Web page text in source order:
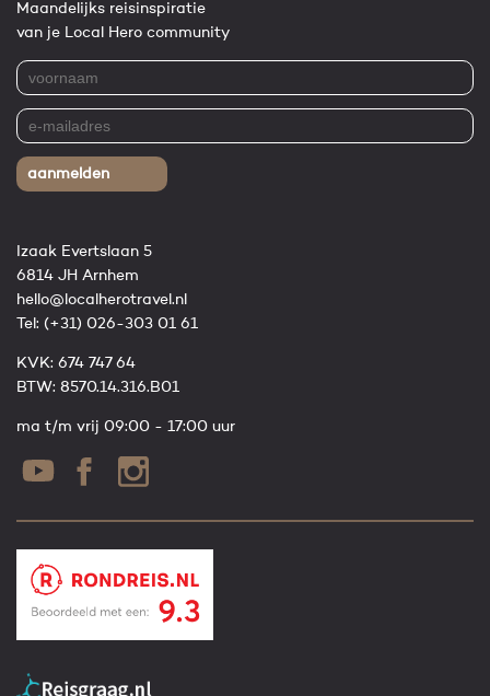
Maandelijks reisinspiratie
van je Local Hero community
aanmelden
Izaak Evertslaan 5
6814 JH Arnhem
hello@localherotravel.nl
Tel: (+31) 026-303 01 61
KVK: 674 747 64
BTW: 8570.14.316.B01
ma t/m vrij 09:00 - 17:00 uur